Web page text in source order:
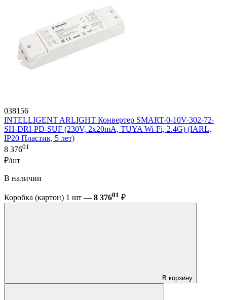
038156
INTELLIGENT ARLIGHT Конвертер SMART-0-10V-302-72-
SH-DRI-PD-SUF (230V, 2x20mA, TUYA Wi-Fi, 2.4G) (IARL,
IP20 Пластик, 5 лет)
8 37601
₽/шт
В наличии
Коробка (картон) 1 шт — 8 37601 ₽
В корзину